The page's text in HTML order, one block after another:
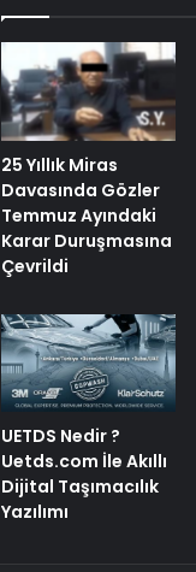
25 Yıllık Miras
Davasında Gözler
Temmuz Ayındaki
Karar Duruşmasına
Çevrildi
UETDS Nedir ?
Uetds.com İle Akıllı
Dijital Taşımacılık
Yazılımı